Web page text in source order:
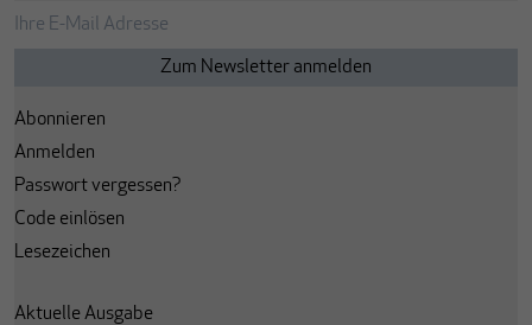
Abonnieren
Anmelden
Passwort vergessen?
Code einlösen
Lesezeichen
Aktuelle Ausgabe